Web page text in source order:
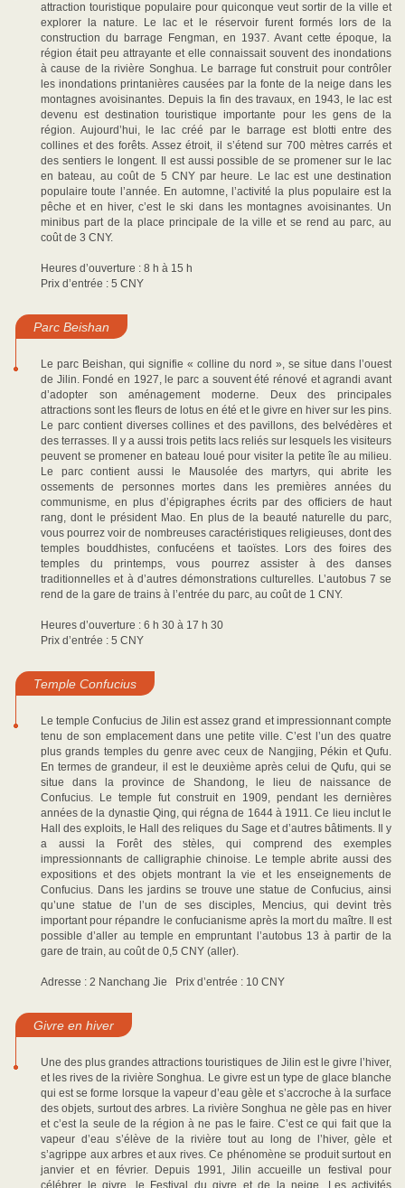
attraction touristique populaire pour quiconque veut sortir de la ville et
explorer la nature. Le lac et le réservoir furent formés lors de la
construction du barrage Fengman, en 1937. Avant cette époque, la
région était peu attrayante et elle connaissait souvent des inondations
à cause de la rivière Songhua. Le barrage fut construit pour contrôler
les inondations printanières causées par la fonte de la neige dans les
montagnes avoisinantes. Depuis la fin des travaux, en 1943, le lac est
devenu est destination touristique importante pour les gens de la
région. Aujourd’hui, le lac créé par le barrage est blotti entre des
collines et des forêts. Assez étroit, il s’étend sur 700 mètres carrés et
des sentiers le longent. Il est aussi possible de se promener sur le lac
en bateau, au coût de 5 CNY par heure. Le lac est une destination
populaire toute l’année. En automne, l’activité la plus populaire est la
pêche et en hiver, c’est le ski dans les montagnes avoisinantes. Un
minibus part de la place principale de la ville et se rend au parc, au
coût de 3 CNY.
Heures d’ouverture : 8 h à 15 h
Prix d’entrée : 5 CNY
Parc Beishan
Le parc Beishan, qui signifie « colline du nord », se situe dans l’ouest
de Jilin. Fondé en 1927, le parc a souvent été rénové et agrandi avant
d’adopter son aménagement moderne. Deux des principales
attractions sont les fleurs de lotus en été et le givre en hiver sur les pins.
Le parc contient diverses collines et des pavillons, des belvédères et
des terrasses. Il y a aussi trois petits lacs reliés sur lesquels les visiteurs
peuvent se promener en bateau loué pour visiter la petite île au milieu.
Le parc contient aussi le Mausolée des martyrs, qui abrite les
ossements de personnes mortes dans les premières années du
communisme, en plus d’épigraphes écrits par des officiers de haut
rang, dont le président Mao. En plus de la beauté naturelle du parc,
vous pourrez voir de nombreuses caractéristiques religieuses, dont des
temples bouddhistes, confucéens et taoïstes. Lors des foires des
temples du printemps, vous pourrez assister à des danses
traditionnelles et à d’autres démonstrations culturelles. L’autobus 7 se
rend de la gare de trains à l’entrée du parc, au coût de 1 CNY.
Heures d’ouverture : 6 h 30 à 17 h 30
Prix d’entrée : 5 CNY
Temple Confucius
Le temple Confucius de Jilin est assez grand et impressionnant compte
tenu de son emplacement dans une petite ville. C’est l’un des quatre
plus grands temples du genre avec ceux de Nangjing, Pékin et Qufu.
En termes de grandeur, il est le deuxième après celui de Qufu, qui se
situe dans la province de Shandong, le lieu de naissance de
Confucius. Le temple fut construit en 1909, pendant les dernières
années de la dynastie Qing, qui régna de 1644 à 1911. Ce lieu inclut le
Hall des exploits, le Hall des reliques du Sage et d’autres bâtiments. Il y
a aussi la Forêt des stèles, qui comprend des exemples
impressionnants de calligraphie chinoise. Le temple abrite aussi des
expositions et des objets montrant la vie et les enseignements de
Confucius. Dans les jardins se trouve une statue de Confucius, ainsi
qu’une statue de l’un de ses disciples, Mencius, qui devint très
important pour répandre le confucianisme après la mort du maître. Il est
possible d’aller au temple en empruntant l’autobus 13 à partir de la
gare de train, au coût de 0,5 CNY (aller).
Adresse : 2 Nanchang Jie Prix d’entrée : 10 CNY
Givre en hiver
Une des plus grandes attractions touristiques de Jilin est le givre l’hiver,
et les rives de la rivière Songhua. Le givre est un type de glace blanche
qui est se forme lorsque la vapeur d’eau gèle et s’accroche à la surface
des objets, surtout des arbres. La rivière Songhua ne gèle pas en hiver
et c’est la seule de la région à ne pas le faire. C’est ce qui fait que la
vapeur d’eau s’élève de la rivière tout au long de l’hiver, gèle et
s’agrippe aux arbres et aux rives. Ce phénomène se produit surtout en
janvier et en février. Depuis 1991, Jilin accueille un festival pour
célébrer le givre, le Festival du givre et de la neige. Les activités